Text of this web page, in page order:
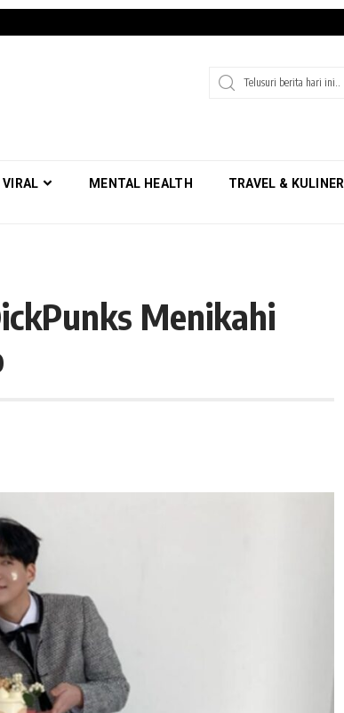
VIRAL MENTAL HEALTH TRAVEL & KULINER
Menikahi